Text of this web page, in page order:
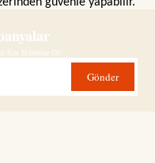
Sen Haberdar Ol!
Gönder